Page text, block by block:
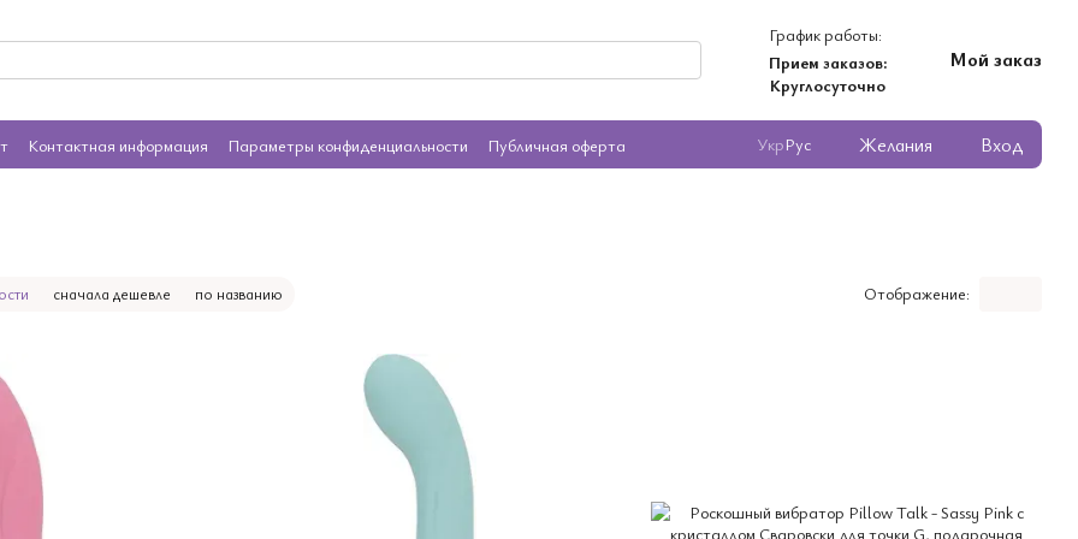
График работы:
Прием заказов:
Круглосуточно
Мой заказ
Контактная информация Параметры конфиденциальности Публичная оферта УкрРус Желания Вход
сначала дешевле по названию Отображение: